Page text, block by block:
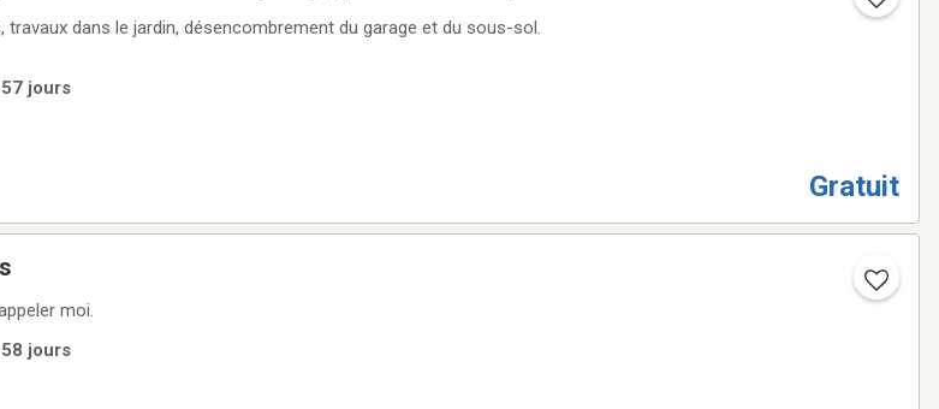
dans le jardin, désencombrement du garage et du sous-sol.
jours
Gratuit
moi.
jours